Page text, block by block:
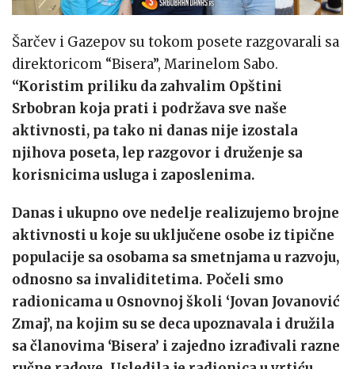
Šarčev i Gazepov su tokom posete razgovarali sa
direktoricom “Bisera”, Marinelom Sabo.
“Koristim priliku da zahvalim Opštini
Srbobran koja prati i podržava sve naše
aktivnosti, pa tako ni danas nije izostala
njihova poseta, lep razgovor i druženje sa
korisnicima usluga i zaposlenima.
Danas i ukupno ove nedelje realizujemo brojne
aktivnosti u koje su uključene osobe iz tipične
populacije sa osobama sa smetnjama u razvoju,
odnosno sa invaliditetima. Počeli smo
radionicama u Osnovnoj školi ‘Jovan Jovanović
Zmaj’, na kojim su se deca upoznavala i družila
sa članovima ‘Bisera’ i zajedno izrađivali razne